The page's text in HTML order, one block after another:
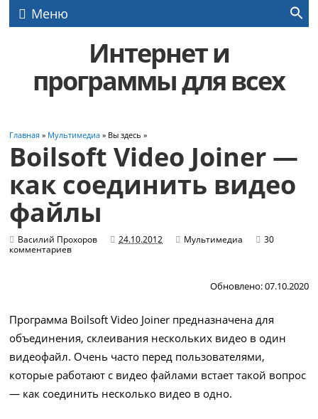
Меню
Интернет и
программы для всех
Главная » Мультимедиа » Вы здесь »
Boilsoft Video Joiner —
как соединить видео
файлы
Василий Прохоров 24.10.2012 Мультимедиа
30
комментариев
Обновлено: 07.10.2020
Программа Boilsoft Video Joiner предназначена для
объединения, склеивания нескольких видео в один
видеофайл. Очень часто перед пользователями,
которые работают с видео файлами встает такой вопрос
— как соединить несколько видео в одно.